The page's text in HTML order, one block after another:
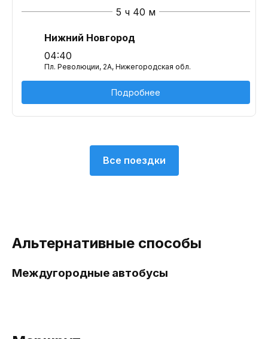
5 ч 40 м
Нижний Новгород
04:40
Пл. Революции, 2А, Нижегородская обл.
Подробнее
Все поездки
Альтернативные способы
Междугородные автобусы